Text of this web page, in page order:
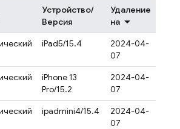
Устройство/
Версия
Удаление
на
iPad5/15.4
2024-04-
07
iPhone 13
Pro/15.2
2024-04-
07
ipadmini4/15.4
2024-04-
07